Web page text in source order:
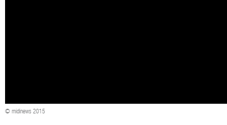
© midinews 2015